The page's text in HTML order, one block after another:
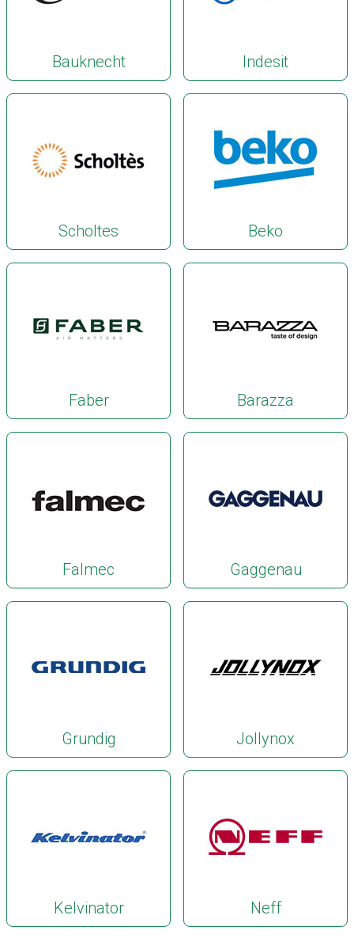
Bauknecht Indesit
Scholtes Beko
Faber Barazza
Falmec Gaggenau
Grundig Jollynox
Kelvinator Neff